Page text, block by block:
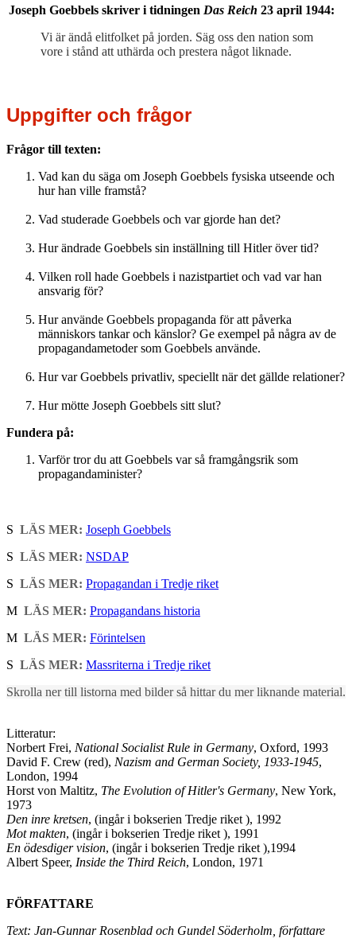
Joseph Goebbels skriver i tidningen Das Reich 23 april 1944:
Vi är ändå elitfolket på jorden. Säg oss den nation som
vore i stånd att uthärda och prestera något liknade.
Uppgifter och frågor
Frågor till texten:
Vad kan du säga om Joseph Goebbels fysiska utseende och
hur han ville framstå?
Vad studerade Goebbels och var gjorde han det?
Hur ändrade Goebbels sin inställning till Hitler över tid?
Vilken roll hade Goebbels i nazistpartiet och vad var han
ansvarig för?
Hur använde Goebbels propaganda för att påverka
människors tankar och känslor? Ge exempel på några av de
propagandametoder som Goebbels använde.
Hur var Goebbels privatliv, speciellt när det gällde relationer?
Hur mötte Joseph Goebbels sitt slut?
Fundera på:
Varför tror du att Goebbels var så framgångsrik som
propagandaminister?
S LÄS MER: Joseph Goebbels
S LÄS MER: NSDAP
S LÄS MER: Propagandan i Tredje riket
M LÄS MER: Propagandans historia
M LÄS MER: Förintelsen
S LÄS MER: Massriterna i Tredje riket
Skrolla ner till listorna med bilder så hittar du mer liknande material.
Litteratur:
Norbert Frei, National Socialist Rule in Germany, Oxford, 1993
David F. Crew (red), Nazism and German Society, 1933-1945,
London, 1994
Horst von Maltitz, The Evolution of Hitler's Germany, New York,
1973
Den inre kretsen, (ingår i bokserien Tredje riket ), 1992
Mot makten, (ingår i bokserien Tredje riket ), 1991
En ödesdiger vision, (ingår i bokserien Tredje riket ),1994
Albert Speer, Inside the Third Reich, London, 1971
FÖRFATTARE
Text: Jan-Gunnar Rosenblad och Gundel Söderholm, författare